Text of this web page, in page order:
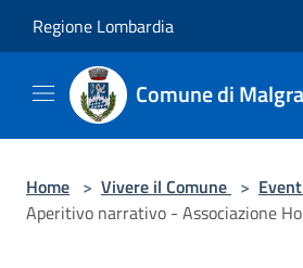
Regione Lombardia
Comune di
Home > Vivere il Comune >
Aperitivo narrativo - Associazione